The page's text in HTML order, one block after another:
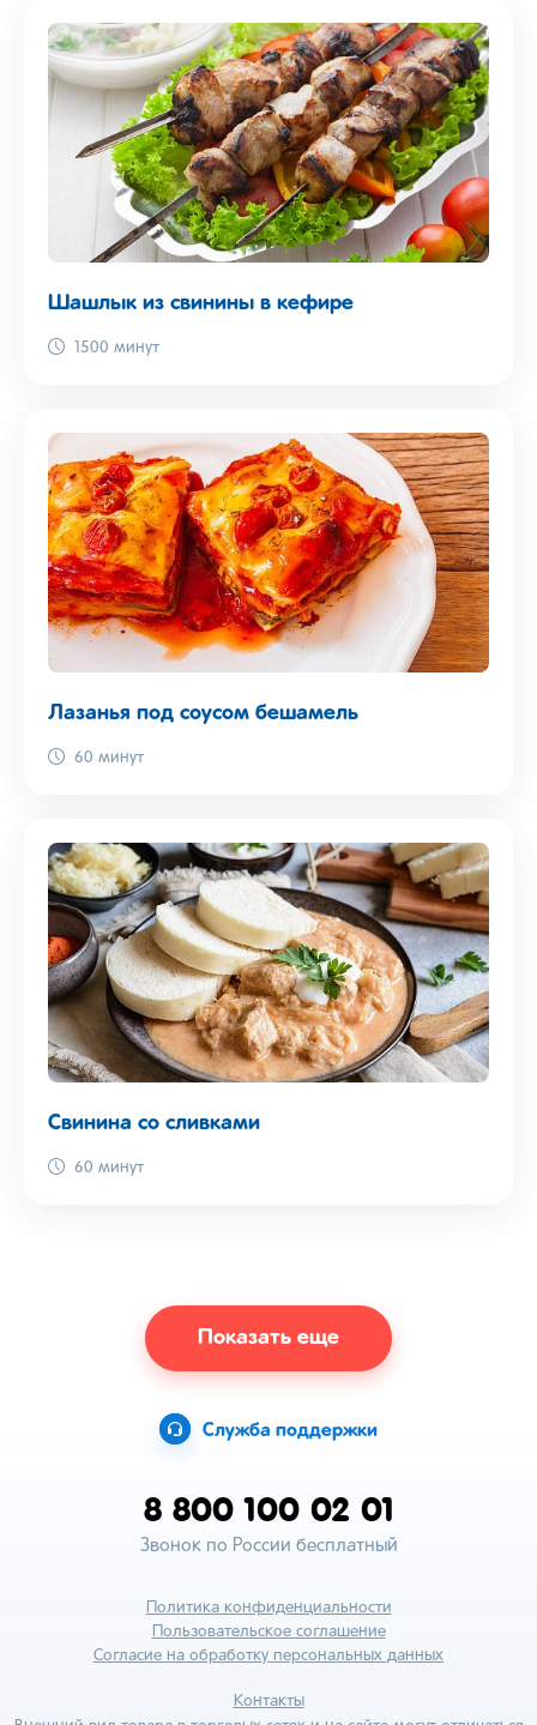
Шашлык из свинины в кефире
1500 минут
Лазанья под соусом бешамель
60 минут
Свинина со сливками
60 минут
Показать еще
Служба поддержки
8 800 100 02 01
Звонок по России бесплатный
Политика конфиденциальности
Пользовательское соглашение
Согласие на обработку персональных данных
Контакты